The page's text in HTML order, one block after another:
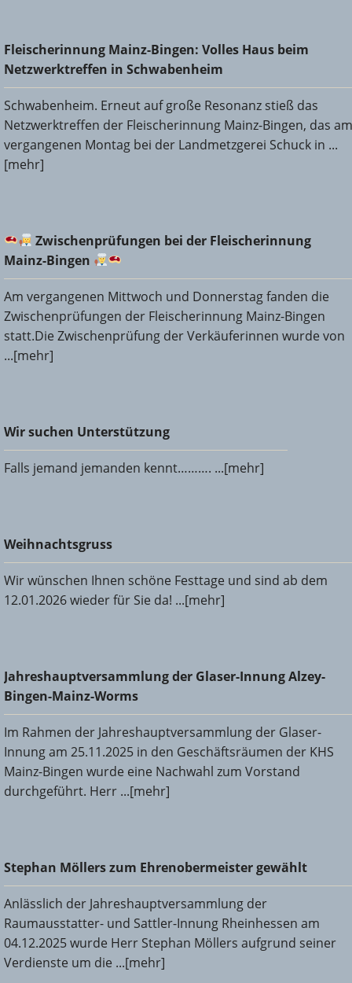
Fleischerinnung Mainz-Bingen: Volles Haus beim
Netzwerktreffen in Schwabenheim
Fleischerinnung Mainz-Bingen: Volles Haus beim
Netzwerktreffen in Schwabenheim
Schwabenheim. Erneut auf große Resonanz stieß das
Netzwerktreffen der Fleischerinnung Mainz-Bingen, das am
vergangenen Montag bei der Landmetzgerei Schuck in ...
[mehr]
Zwischenprüfungen bei der Fleischerinnung Mainz-
Bingen
Zwischenprüfungen bei der Fleischerinnung
Mainz-Bingen
Am vergangenen Mittwoch und Donnerstag fanden die
Zwischenprüfungen der Fleischerinnung Mainz-Bingen
statt.Die Zwischenprüfung der Verkäuferinnen wurde von
...[mehr]
Wir suchen Unterstützung
Wir suchen Unterstützung
Falls jemand jemanden kennt………. ...[mehr]
Weihnachtsgruss
Weihnachtsgruss
Wir wünschen Ihnen schöne Festtage und sind ab dem
12.01.2026 wieder für Sie da! ...[mehr]
Jahreshauptversammlung der Glaser-Innung Alzey-Bingen-
Mainz-Worms
Jahreshauptversammlung der Glaser-Innung Alzey-
Bingen-Mainz-Worms
Im Rahmen der Jahreshauptversammlung der Glaser-
Innung am 25.11.2025 in den Geschäftsräumen der KHS
Mainz-Bingen wurde eine Nachwahl zum Vorstand
durchgeführt. Herr ...[mehr]
Stephan Möllers zum Ehrenobermeister gewählt
Stephan Möllers zum Ehrenobermeister gewählt
Anlässlich der Jahreshauptversammlung der
Raumausstatter- und Sattler-Innung Rheinhessen am
04.12.2025 wurde Herr Stephan Möllers aufgrund seiner
Verdienste um die ...[mehr]